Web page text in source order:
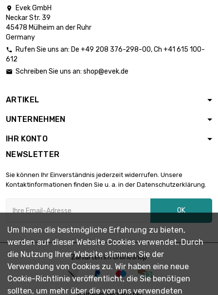
Länge : 1 Meter
Durchmesser : 0.1mm
Durchmesser : 0.1mm
5,90 €
Durchmesser : 0.1mm
Länge : 10 Meter
Durchmesser : 0.1mm
Länge : 50 Meter
Durchmesser : 0.1mm
6,90 €
Länge : 100 Meter

Evek GmbH
Neckar Str. 39
45478 Mülheim an der Ruhr
Germany
 Rufen Sie uns an: De +49 208 376-298-00, Ch +41 615 100-
612
 Schreiben Sie uns an: shop@evek.de
ARTIKEL
UNTERNEHMEN
IHR KONTO
NEWSLETTER
Sie können Ihr Einverständnis jederzeit widerrufen. Unsere
Kontaktinformationen finden Sie u. a. in der Datenschutzerklärung.
OK
Zahlarten im Onlineshop
Um Ihnen die bestmögliche Erfahrung zu bieten,
werden auf dieser Website Cookies verwendet. Durch
die Nutzung Ihrer Website stimmen Sie der
Verwendung von Cookies zu. Wir haben eine neue
Cookie-Richtlinie veröffentlicht, die Sie benötigen
sollten, um mehr über die von uns verwendeten